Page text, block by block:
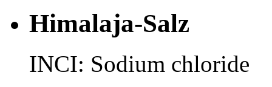
Himalaja-Salz
INCI: Sodium chloride